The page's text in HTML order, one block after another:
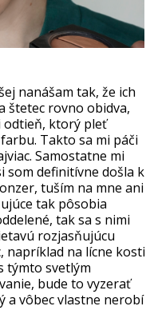
nanášam tak, že ich
štetec rovno obidva,
ktorý pleť
Takto sa mi páči
Samostatne mi
som definitívne došla k
tuším na mne ani
tak pôsobia
tak sa s nimi
rozjasňujúcu
napríklad na lícne kosti
týmto svetlým
bude to vyzerať
a vôbec vlastne nerobí